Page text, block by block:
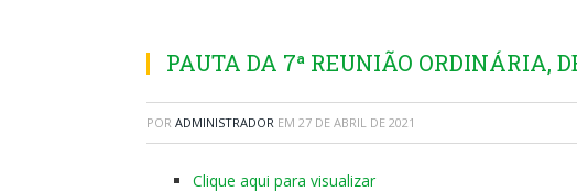
PAUTA DA 7ª REUNIÃO ORDINÁRIA,
POR ADMINISTRADOR EM 27 DE ABRIL DE 2021
Clique aqui para visualizar